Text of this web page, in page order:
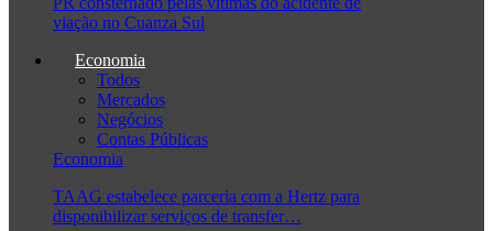
viação no Cuanza Sul
Economia
Todos
Mercados
Negócios
Contas Públicas
Economia
TAAG estabelece parceria com a Hertz para
disponibilizar serviços de transfer…